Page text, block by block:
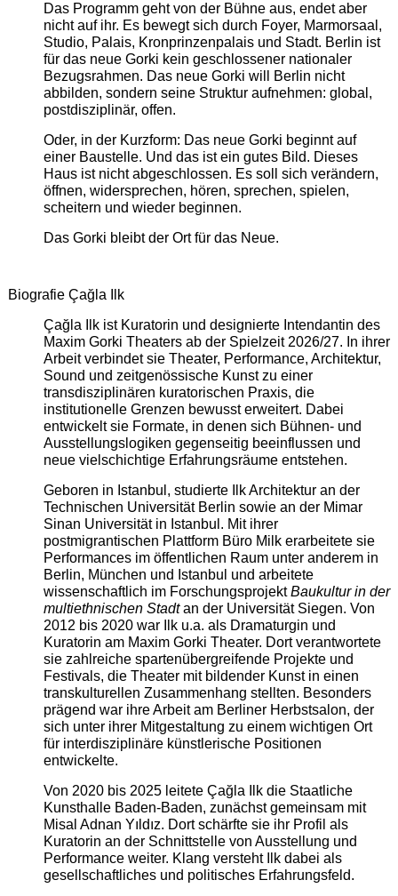
Das Programm geht von der Bühne aus, endet aber
nicht auf ihr. Es bewegt sich durch Foyer, Marmorsaal,
Studio, Palais, Kronprinzenpalais und Stadt. Berlin ist
für das neue Gorki kein geschlossener nationaler
Bezugsrahmen. Das neue Gorki will Berlin nicht
abbilden, sondern seine Struktur aufnehmen: global,
postdisziplinär, offen.
Oder, in der Kurzform: Das neue Gorki beginnt auf
einer Baustelle. Und das ist ein gutes Bild. Dieses
Haus ist nicht abgeschlossen. Es soll sich verändern,
öffnen, widersprechen, hören, sprechen, spielen,
scheitern und wieder beginnen.
Das Gorki bleibt der Ort für das Neue.
Biografie Çağla Ilk
Çağla Ilk ist Kuratorin und designierte Intendantin des
Maxim Gorki Theaters ab der Spielzeit 2026/27. In ihrer
Arbeit verbindet sie Theater, Performance, Architektur,
Sound und zeitgenössische Kunst zu einer
transdisziplinären kuratorischen Praxis, die
institutionelle Grenzen bewusst erweitert. Dabei
entwickelt sie Formate, in denen sich Bühnen- und
Ausstellungslogiken gegenseitig beeinflussen und
neue vielschichtige Erfahrungsräume entstehen.
Geboren in Istanbul, studierte Ilk Architektur an der
Technischen Universität Berlin sowie an der Mimar
Sinan Universität in Istanbul. Mit ihrer
postmigrantischen Plattform Büro Milk erarbeitete sie
Performances im öffentlichen Raum unter anderem in
Berlin, München und Istanbul und arbeitete
wissenschaftlich im ForschungsprojektBaukultur in der
multiethnischen Stadtan der Universität Siegen. Von
2012 bis 2020 war Ilk u.a. als Dramaturgin und
Kuratorin am Maxim Gorki Theater. Dort verantwortete
sie zahlreiche spartenübergreifende Projekte und
Festivals, die Theater mit bildender Kunst in einen
transkulturellen Zusammenhang stellten. Besonders
prägend war ihre Arbeit am Berliner Herbstsalon, der
sich unter ihrer Mitgestaltung zu einem wichtigen Ort
für interdisziplinäre künstlerische Positionen
entwickelte.
Von 2020 bis 2025 leitete Çağla Ilk die Staatliche
Kunsthalle Baden-Baden, zunächst gemeinsam mit
Misal Adnan Yıldız. Dort schärfte sie ihr Profil als
Kuratorin an der Schnittstelle von Ausstellung und
Performance weiter. Klang versteht Ilk dabei als
gesellschaftliches und politisches Erfahrungsfeld.